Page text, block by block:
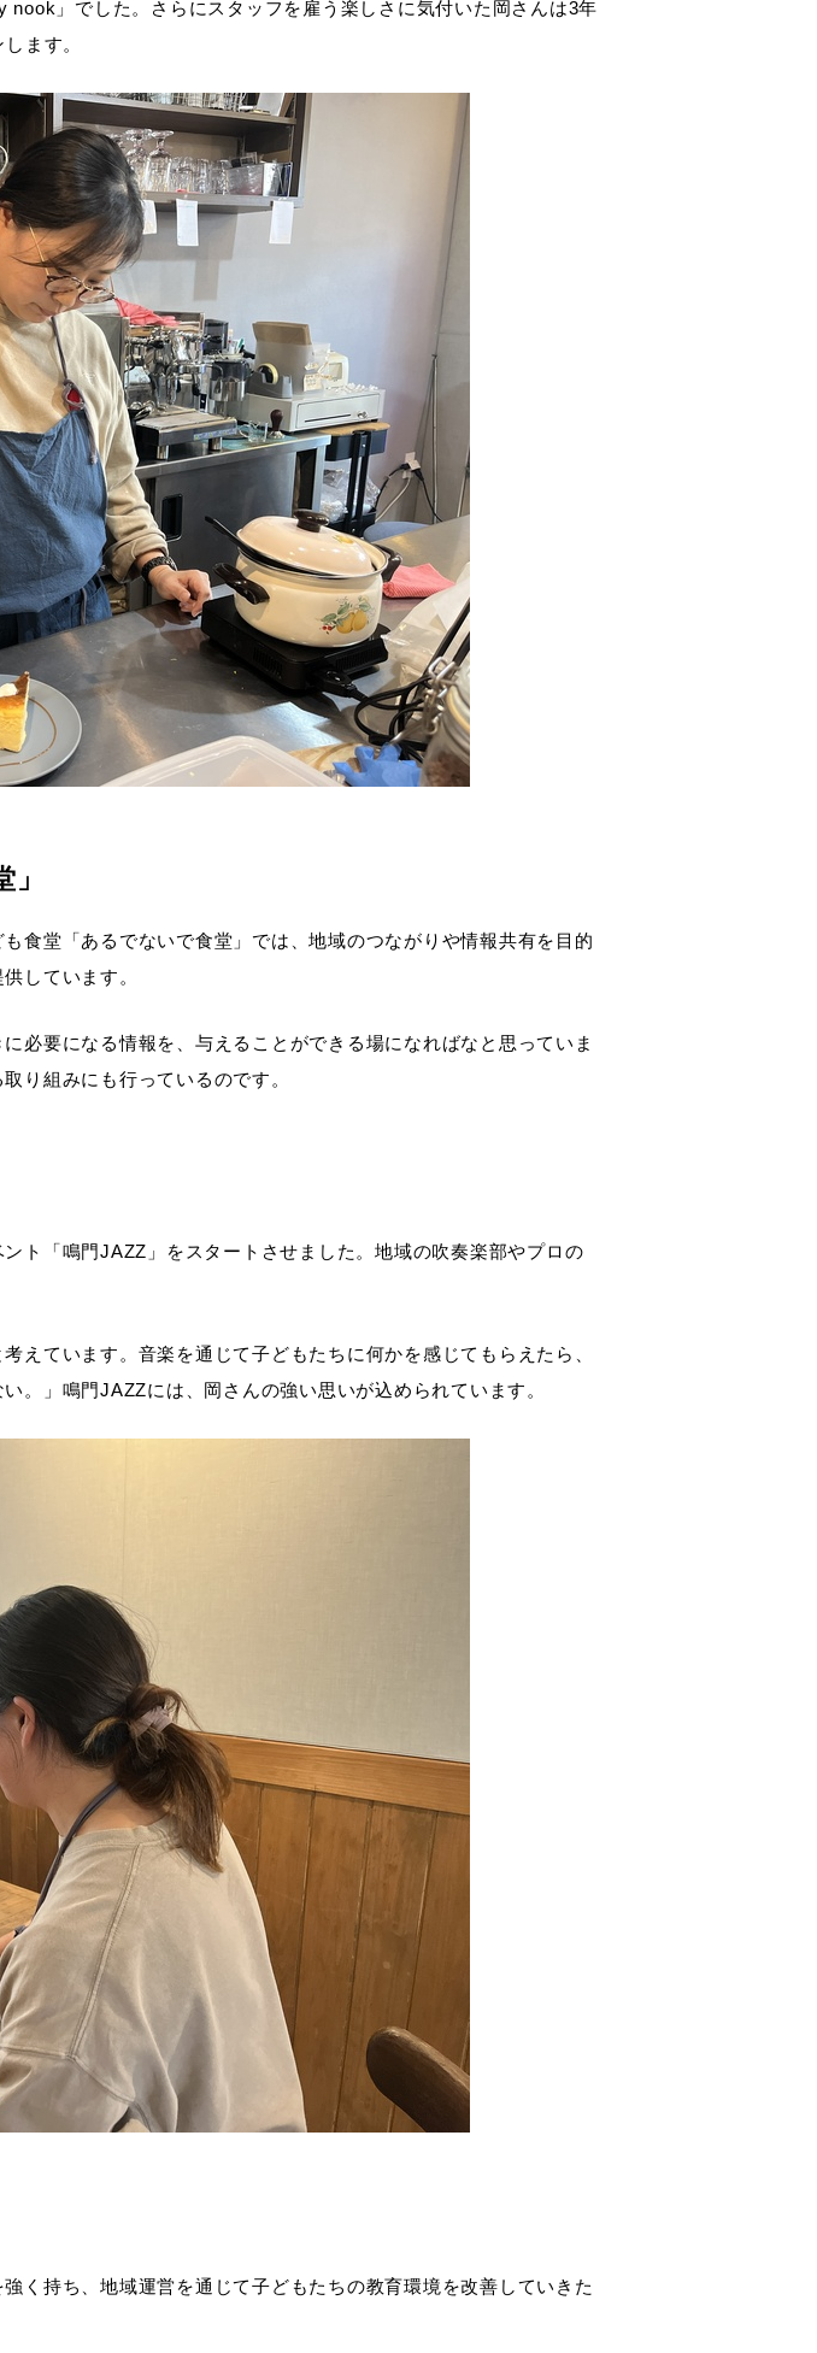
」でした。さらにスタッフを雇う楽しさに気付いた岡さんは3年
ます。
食堂「あるでないで食堂」では、地域のつながりや情報共有を目的
しています。
必要になる情報を、与えることができる場になればなと思っていま
り組みにも行っているのです。
ト「鳴門JAZZ」をスタートさせました。地域の吹奏楽部やプロの
えています。音楽を通じて子どもたちに何かを感じてもらえたら、
。」鳴門JAZZには、岡さんの強い思いが込められています。
く持ち、地域運営を通じて子どもたちの教育環境を改善していきた